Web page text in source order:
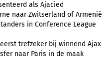
als Ajacied
naar Zwitserland of Armenië
in Conference League
trefzeker bij winnend Ajax
naar Paris in de maak